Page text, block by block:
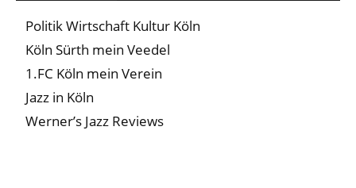
Politik Wirtschaft Kultur Köln
Köln Sürth mein Veedel
1.FC Köln mein Verein
Jazz in Köln
Werner’s Jazz Reviews